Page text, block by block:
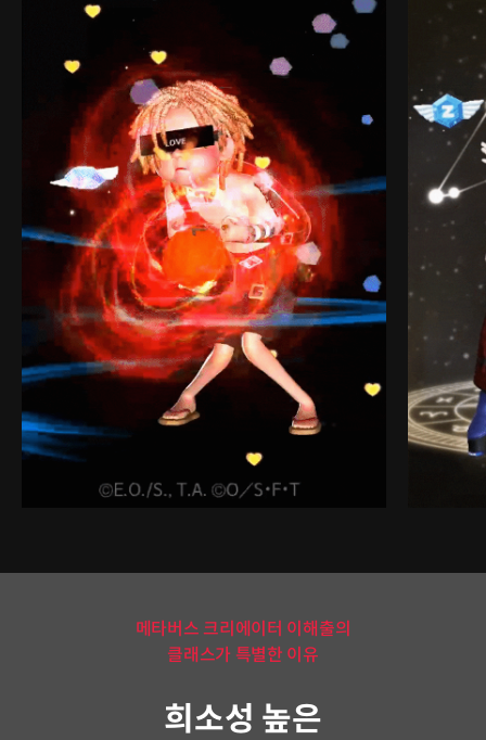
메타버스 크리에이터 이해출의
클래스가 특별한 이유
희소성 높은